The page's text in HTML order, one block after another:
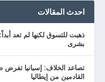
احدث المقالات
ذهبت للتسوق لكنها لم تعد
بشرى
تصاعد الخلاف: إسبانيا
القادمين من إيطاليا